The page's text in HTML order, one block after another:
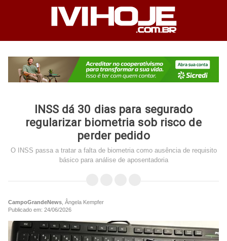
INSS dá 30 dias para segurado
regularizar biometria sob risco de
perder pedido
O INSS passa a tratar a falta de biometria como ausência de requisito
básico para análise de aposentadoria
CampoGrandeNews , Ângela Kempfer
Publicado em: 24/06/2026